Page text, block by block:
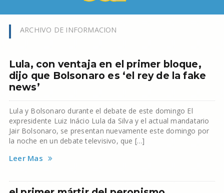
ARCHIVO DE INFORMACION
Lula, con ventaja en el primer bloque,
dijo que Bolsonaro es ‘el rey de la fake
news’
Lula y Bolsonaro durante el debate de este domingo El
expresidente Luiz Inácio Lula da Silva y el actual mandatario
Jair Bolsonaro, se presentan nuevamente este domingo por
la noche en un debate televisivo, que […]
Leer Mas